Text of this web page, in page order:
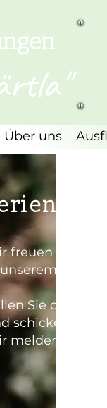
Über uns
freuen uns,
Haus
Sie dazu
schicken Sie
melden uns